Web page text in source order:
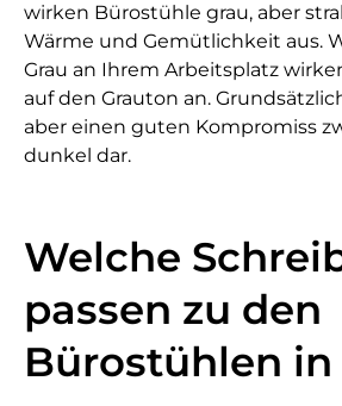
wirken Bürostühle grau, aber
Wärme und Gemütlichkeit aus.
Grau an Ihrem Arbeitsplatz
auf den Grauton an.
aber einen guten Kompromiss
dunkel dar.
Welche
passen zu den
Bürostühlen in